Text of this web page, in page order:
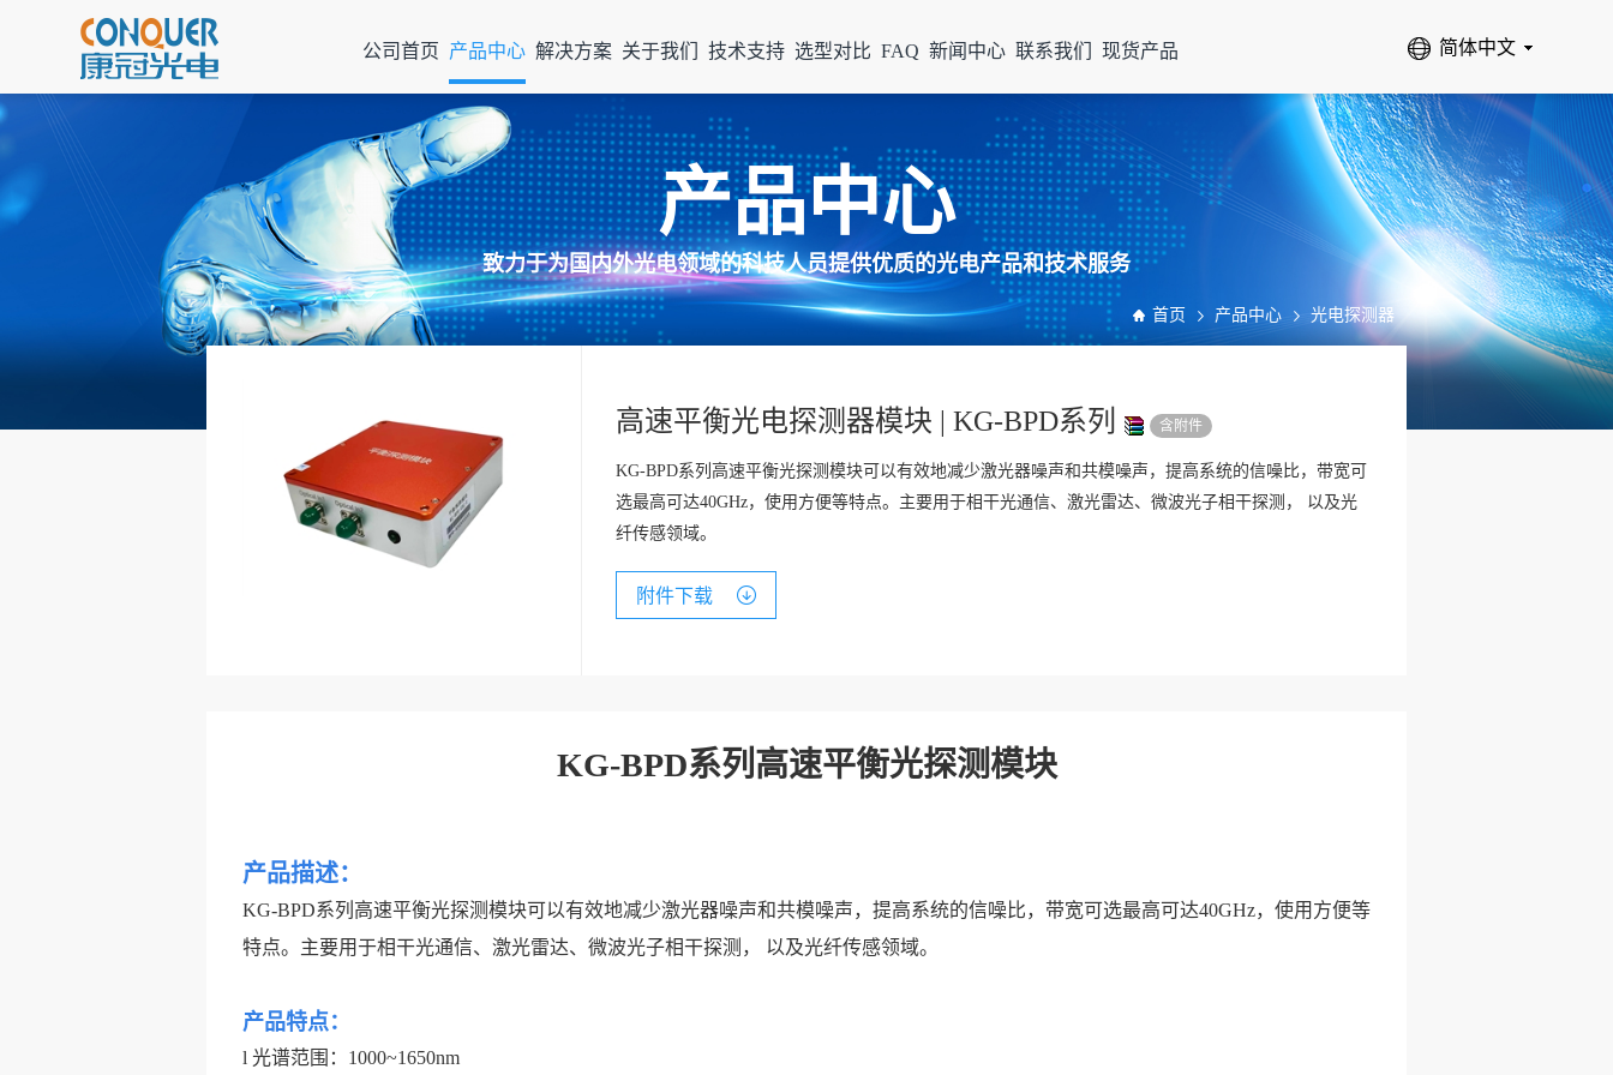
公司首页 产品中心 解决方案 关于我们 技术支持 选型对比 FAQ 新闻中心 联系我们 现货产品
产品中心
致力于为国内外光电领域的科技人员提供优质的光电产品和技术服务
首页 产品中心 光电探测器
高速平衡光电探测器模块 | KG-BPD系列 含附件
KG-BPD系列高速平衡光探测模块可以有效地减少激光器噪声和共模噪声，提高系统的信噪比，带宽可
选最高可达40GHz，使用方便等特点。主要用于相干光通信、激光雷达、微波光子相干探测， 以及光
纤传感领域。
附件下载
KG-BPD系列高速平衡光探测模块
产品描述：
KG-BPD系列高速平衡光探测模块可以有效地减少激光器噪声和共模噪声，提高系统的信噪比，带宽可选最高可达40GHz，使用方便等
特点。主要用于相干光通信、激光雷达、 微波光子相干探测 ， 以及光纤传感领域。
产品特点：
l 光谱范围：1000~1650nm